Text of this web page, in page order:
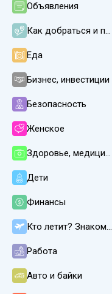
Объявления
Как добраться и передвигаться
Еда
Бизнес, инвестиции
Безопасность
Женское
Здоровье, медицина
Дети
Финансы
Кто летит? Знакомства
Работа
Авто и байки